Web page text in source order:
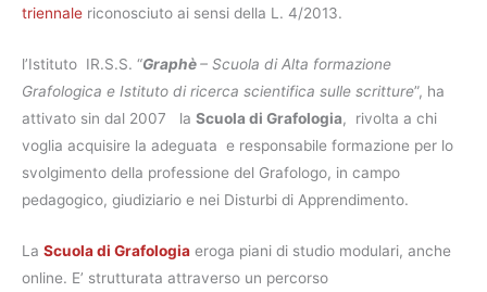
triennale riconosciuto ai sensi della L. 4/2013.
l’Istituto IR.S.S. “Graphè– Scuola di Alta formazione
Grafologica e Istituto di ricerca scientifica sulle scritture”, ha
attivato sin dal 2007 la Scuola di Grafologia, rivolta a chi
voglia acquisire la adeguata e responsabile formazione per lo
svolgimento della professione del Grafologo, in campo
pedagogico, giudiziario e nei Disturbi di Apprendimento.
La Scuola di Grafologia eroga piani di studio modulari, anche
online. E’ strutturata attraverso un percorso